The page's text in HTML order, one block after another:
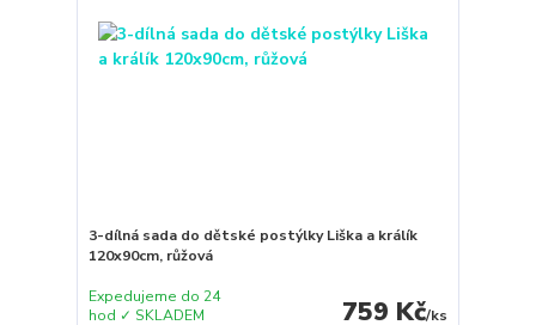
3-dílná sada do dětské postýlky Liška a králík
120x90cm, růžová
759 Kč/ks
Expedujeme do 24
hod ✓ SKLADEM